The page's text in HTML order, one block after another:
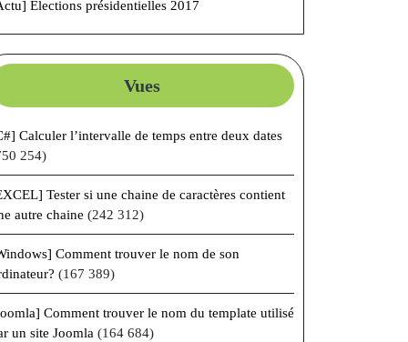
Élections présidentielles 2017
Vues
Calculer l’intervalle de temps entre deux dates
254)
Tester si une chaine de caractères contient
autre chaine (242 312)
Comment trouver le nom de son
(167 389)
Comment trouver le nom du template utilisé
un site Joomla (164 684)